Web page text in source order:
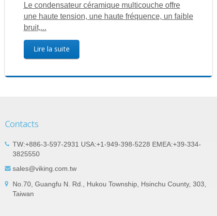
Le condensateur céramique multicouche offre
une haute tension, une haute fréquence, un faible
bruit,...
Lire la suite
Contacts
TW:+886-3-597-2931 USA:+1-949-398-5228 EMEA:+39-334-
3825550
sales@viking.com.tw
No.70, Guangfu N. Rd., Hukou Township, Hsinchu County, 303,
Taiwan